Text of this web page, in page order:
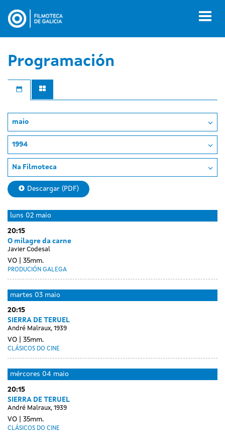
contido
Programación
maio
1994
Na Filmoteca
Descargar (PDF)
luns 02 maio
20:15
O milagre da carne
Javier Codesal
VO 35mm.
PRODUCIÓN GALEGA
martes 03 maio
20:15
SIERRA DE TERUEL
André Malraux, 1939
VO 35mm.
CLÁSICOS DO CINE
mércores 04 maio
20:15
SIERRA DE TERUEL
André Malraux, 1939
VO 35mm.
CLÁSICOS DO CINE